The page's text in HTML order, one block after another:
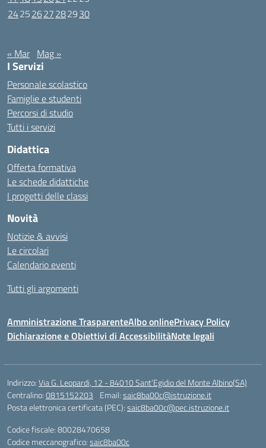
24252627282930
« Mar Mag »
I Servizi
Personale scolastico
Famiglie e studenti
Percorsi di studio
Tutti i servizi
Didattica
Offerta formativa
Le schede didattiche
I progetti delle classi
Novità
Notizie & avvisi
Le circolari
Calendario eventi
Tutti gli argomenti
Amministrazione TrasparenteAlbo onlinePrivacy Policy
Dichiarazione e Obiettivi di AccessibilitàNote legali
Indirizzo:Via G. Leopardi, 12 - 84010 Sant’Egidio del Monte Albino(SA)
Centralino:0815152203 Email:saic8ba00c@istruzione.it
Posta elettronica certificata (PEC):saic8ba00c@pec.istruzione.it
Codice fiscale: 80028470658
Codice meccanografico:saic8ba00c